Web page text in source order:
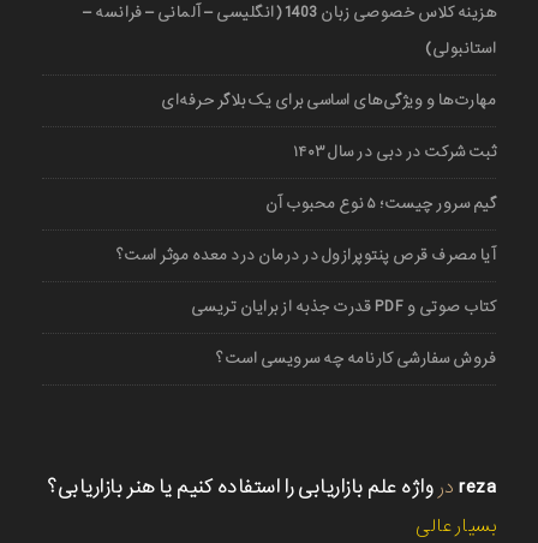
هزینه کلاس خصوصی زبان 1403 (انگلیسی – آلمانی – فرانسه –
استانبولی)
مهارت‌ها و ویژگی‌های اساسی برای یک بلاگر حرفه‌ای
ثبت شرکت در دبی در سال ۱۴۰۳
گیم سرور چیست؛ ۵ نوع محبوب آن
آیا مصرف قرص پنتوپرازول در درمان درد معده موثر است؟
کتاب صوتی و PDF قدرت جذبه از برایان تریسی
فروش سفارشی کارنامه چه سرویسی است؟
reza در واژه علم بازاریابی را استفاده کنیم یا هنر بازاریابی؟
بسیار عالی